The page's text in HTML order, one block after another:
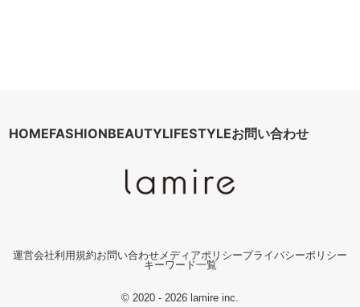
HOMEFASHIONBEAUTYLIFESTYLEお問い合わせ
運営会社利用規約お問い合わせメディアポリシープライバシーポリシー
キーワード一覧
© 2020 - 2026 lamire inc.